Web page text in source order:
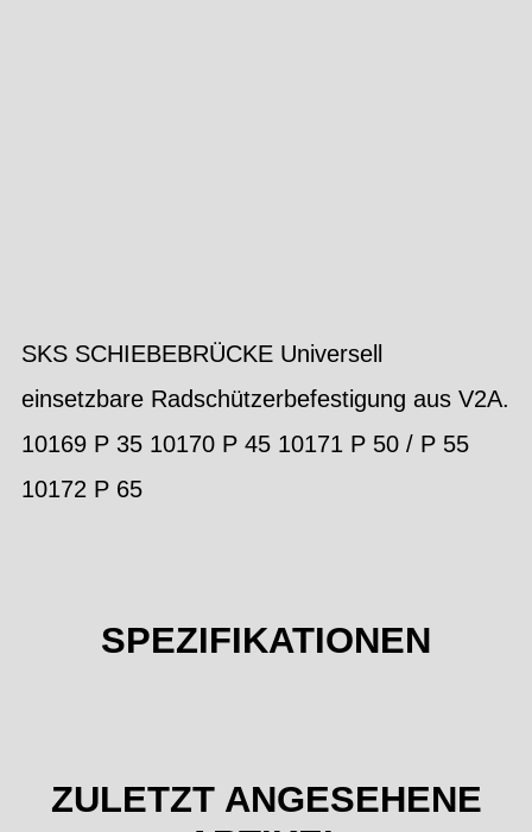
SKS SCHIEBEBRÜCKE Universell
einsetzbare Radschützerbefestigung aus V2A.
10169 P 35 10170 P 45 10171 P 50 / P 55
10172 P 65
SPEZIFIKATIONEN
ZULETZT ANGESEHENE